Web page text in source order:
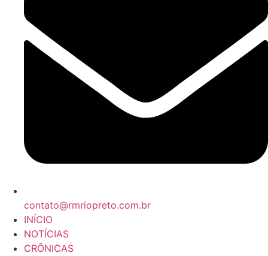
contato@rmriopreto.com.br
INÍCIO
NOTÍCIAS
CRÔNICAS